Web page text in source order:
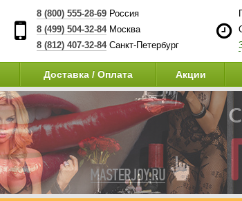
8 (800) 555-28-69Россия
8 (499) 504-32-84Москва
8 (812) 407-32-84 Санкт-Петербург
Доставка / Оплата Акции